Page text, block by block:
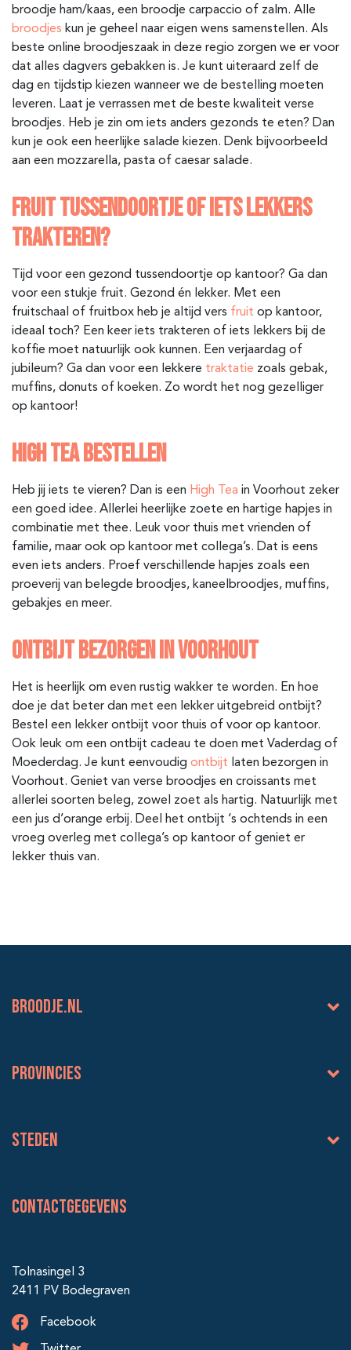
broodje ham/kaas, een broodje carpaccio of zalm. Alle
broodjes kun je geheel naar eigen wens samenstellen. Als
beste online broodjeszaak in deze regio zorgen we er voor
dat alles dagvers gebakken is. Je kunt uiteraard zelf de
dag en tijdstip kiezen wanneer we de bestelling moeten
leveren. Laat je verrassen met de beste kwaliteit verse
broodjes. Heb je zin om iets anders gezonds te eten? Dan
kun je ook een heerlijke salade kiezen. Denk bijvoorbeeld
aan een mozzarella, pasta of caesar salade.
FRUIT TUSSENDOORTJE OF IETS LEKKERS
TRAKTEREN?
Tijd voor een gezond tussendoortje op kantoor? Ga dan
voor een stukje fruit. Gezond én lekker. Met een
fruitschaal of fruitbox heb je altijd vers fruit op kantoor,
ideaal toch? Een keer iets trakteren of iets lekkers bij de
koffie moet natuurlijk ook kunnen. Een verjaardag of
jubileum? Ga dan voor een lekkere traktatie zoals gebak,
muffins, donuts of koeken. Zo wordt het nog gezelliger
op kantoor!
HIGH TEA BESTELLEN
Heb jij iets te vieren? Dan is een High Tea in Voorhout zeker
een goed idee. Allerlei heerlijke zoete en hartige hapjes in
combinatie met thee. Leuk voor thuis met vrienden of
familie, maar ook op kantoor met collega’s. Dat is eens
even iets anders. Proef verschillende hapjes zoals een
proeverij van belegde broodjes, kaneelbroodjes, muffins,
gebakjes en meer.
ONTBIJT BEZORGEN IN VOORHOUT
Het is heerlijk om even rustig wakker te worden. En hoe
doe je dat beter dan met een lekker uitgebreid ontbijt?
Bestel een lekker ontbijt voor thuis of voor op kantoor.
Ook leuk om een ontbijt cadeau te doen met Vaderdag of
Moederdag. Je kunt eenvoudig ontbijt laten bezorgen in
Voorhout. Geniet van verse broodjes en croissants met
allerlei soorten beleg, zowel zoet als hartig. Natuurlijk met
een jus d’orange erbij. Deel het ontbijt ‘s ochtends in een
vroeg overleg met collega’s op kantoor of geniet er
lekker thuis van.
BROODJE.NL
Provincies
Steden
Contactgegevens
Tolnasingel 3
2411 PV Bodegraven
Facebook